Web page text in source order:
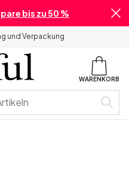
bis zu 50 %
und Verpackung
WARENKORB